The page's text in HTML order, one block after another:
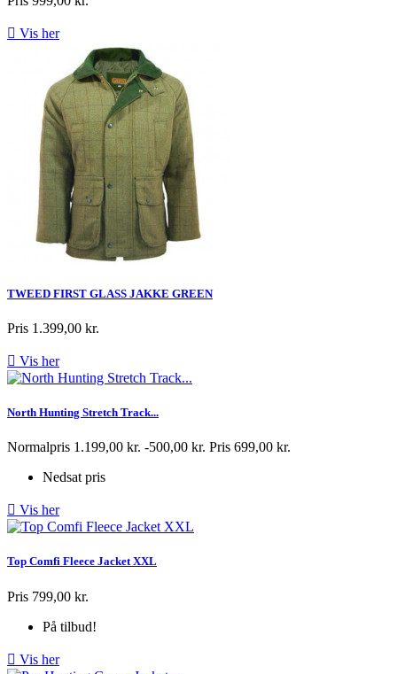
 Vis her
TWEED FIRST GLASS JAKKE GREEN
Pris 1.399,00 kr.
 Vis her
North Hunting Stretch Track...
Normalpris 1.199,00 kr. -500,00 kr. Pris 699,00 kr.
Nedsat pris
 Vis her
Top Comfi Fleece Jacket XXL
Pris 799,00 kr.
På tilbud!
 Vis her